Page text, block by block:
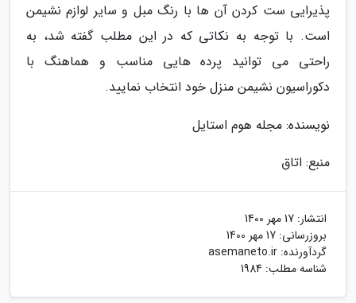
پذیرایی ست کردن آن ها با رنگ مبل و سایر لوازم نشیمن
است. با توجه به نکاتی که در این مطلب گفته شد، به
راحتی می توانید پرده هایی مناسب و هماهنگ با
دکوراسیون نشیمن منزل خود انتخاب نمایید.
نویسنده: مجله هوم استایل
منبع: اتاق
انتشار: 17 مهر 1400
بروزرسانی: 17 مهر 1400
گردآورنده: asemaneto.ir
شناسه مطلب: 1984